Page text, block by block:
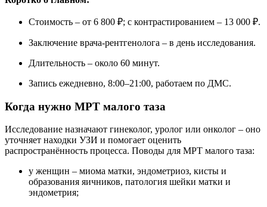
Стоимость – от 6 800 ₽; с контрастированием – 13 000 ₽.
Заключение врача-рентгенолога – в день исследования.
Длительность – около 60 минут.
Запись ежедневно, 8:00–21:00, работаем по ДМС.
Когда нужно МРТ малого таза
Исследование назначают гинеколог, уролог или онколог – оно
уточняет находки УЗИ и помогает оценить
распространённость процесса. Поводы для МРТ малого таза:
у женщин – миома матки, эндометриоз, кисты и
образования яичников, патология шейки матки и
эндометрия;